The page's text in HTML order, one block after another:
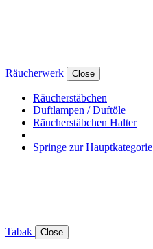
Räucherwerk Close
Räucherstäbchen
Duftlampen / Duftöle
Räucherstäbchen Halter
Springe zur Hauptkategorie
Tabak Close